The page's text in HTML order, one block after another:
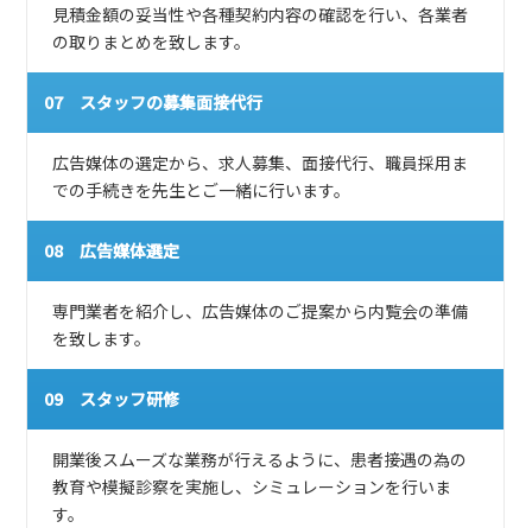
見積金額の妥当性や各種契約内容の確認を行い、各業者
の取りまとめを致します。
07 スタッフの募集面接代行
広告媒体の選定から、求人募集、面接代行、職員採用ま
での手続きを先生とご一緒に行います。
08 広告媒体選定
専門業者を紹介し、広告媒体のご提案から内覧会の準備
を致します。
09 スタッフ研修
開業後スムーズな業務が行えるように、患者接遇の為の
教育や模擬診察を実施し、シミュレーションを行いま
す。